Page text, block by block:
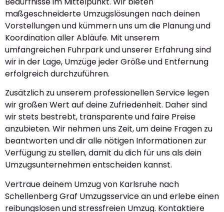
maßgeschneiderte Umzugslösungen nach deinen
Vorstellungen und kümmern uns um die Planung und
Koordination aller Abläufe. Mit unserem
umfangreichen Fuhrpark und unserer Erfahrung sind
wir in der Lage, Umzüge jeder Größe und Entfernung
erfolgreich durchzuführen.
Zusätzlich zu unserem professionellen Service legen
wir großen Wert auf deine Zufriedenheit. Daher sind
wir stets bestrebt, transparente und faire Preise
anzubieten. Wir nehmen uns Zeit, um deine Fragen zu
beantworten und dir alle nötigen Informationen zur
Verfügung zu stellen, damit du dich für uns als dein
Umzugsunternehmen entscheiden kannst.
Vertraue deinem Umzug von Karlsruhe nach
Schellenberg Graf Umzugsservice an und erlebe einen
reibungslosen und stressfreien Umzug. Kontaktiere